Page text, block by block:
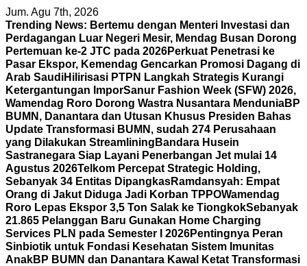
Skip
to
content
Jum. Agu 7th, 2026
Trending News: Bertemu dengan Menteri Investasi dan
Perdagangan Luar Negeri Mesir, Mendag Busan Dorong
Pertemuan ke-2 JTC pada 2026Perkuat Penetrasi ke
Pasar Ekspor, Kemendag Gencarkan Promosi Dagang di
Arab SaudiHilirisasi PTPN Langkah Strategis Kurangi
Ketergantungan ImporSanur Fashion Week (SFW) 2026,
Wamendag Roro Dorong Wastra Nusantara MenduniaBP
BUMN, Danantara dan Utusan Khusus Presiden Bahas
Update Transformasi BUMN, sudah 274 Perusahaan
yang Dilakukan Streamlining Bandara Husein
Sastranegara Siap Layani Penerbangan Jet mulai 14
Agustus 2026Telkom Percepat Strategic Holding,
Sebanyak 34 Entitas DipangkasRamdansyah: Empat
Orang di Jakut Diduga Jadi Korban TPPOWamendag
Roro Lepas Ekspor 3,5 Ton Salak ke TiongkokSebanyak
21.865 Pelanggan Baru Gunakan Home Charging
Services PLN pada Semester I 2026Pentingnya Peran
Sinbiotik untuk Fondasi Kesehatan Sistem Imunitas
AnakBP BUMN dan Danantara Kawal Ketat Transformasi